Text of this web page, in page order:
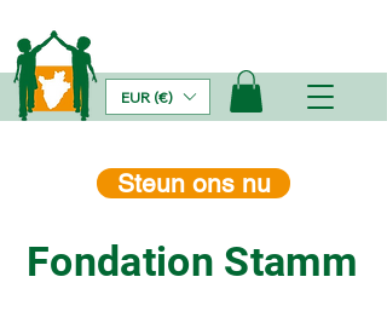
Fondation Stamm
EUR (€)
Steun ons nu